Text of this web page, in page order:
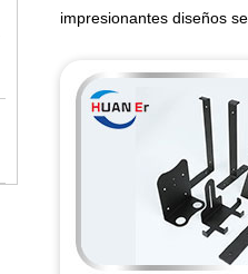
impresionantes diseños